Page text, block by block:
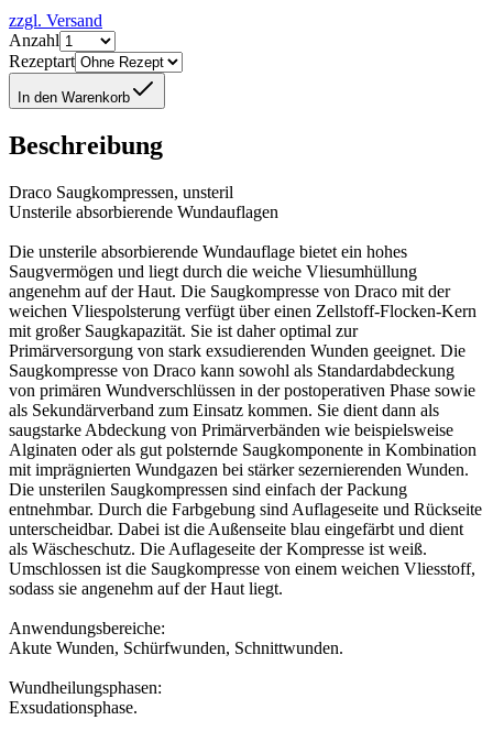
zzgl. Versand
Anzahl
Rezeptart
In den Warenkorb
Beschreibung
Draco Saugkompressen, unsteril
Unsterile absorbierende Wundauflagen
Die unsterile absorbierende Wundauflage bietet ein hohes
Saugvermögen und liegt durch die weiche Vliesumhüllung
angenehm auf der Haut. Die Saugkompresse von Draco mit der
weichen Vliespolsterung verfügt über einen Zellstoff-Flocken-Kern
mit großer Saugkapazität. Sie ist daher optimal zur
Primärversorgung von stark exsudierenden Wunden geeignet. Die
Saugkompresse von Draco kann sowohl als Standardabdeckung
von primären Wundverschlüssen in der postoperativen Phase sowie
als Sekundärverband zum Einsatz kommen. Sie dient dann als
saugstarke Abdeckung von Primärverbänden wie beispielsweise
Alginaten oder als gut polsternde Saugkomponente in Kombination
mit imprägnierten Wundgazen bei stärker sezernierenden Wunden.
Die unsterilen Saugkompressen sind einfach der Packung
entnehmbar. Durch die Farbgebung sind Auflageseite und Rückseite
unterscheidbar. Dabei ist die Außenseite blau eingefärbt und dient
als Wäscheschutz. Die Auflageseite der Kompresse ist weiß.
Umschlossen ist die Saugkompresse von einem weichen Vliesstoff,
sodass sie angenehm auf der Haut liegt.
Anwendungsbereiche:
Akute Wunden, Schürfwunden, Schnittwunden.
Wundheilungsphasen:
Exsudationsphase.